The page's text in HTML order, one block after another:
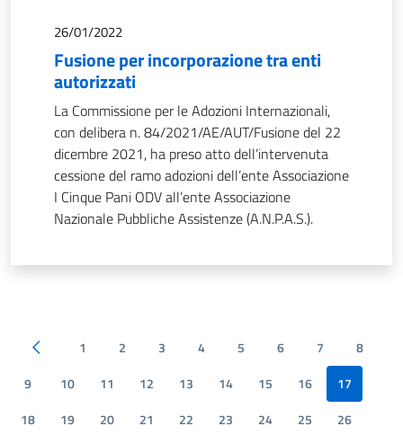
26/01/2022
Fusione per incorporazione tra enti
autorizzati
La Commissione per le Adozioni Internazionali,
con delibera n. 84/2021/AE/AUT/Fusione del 22
dicembre 2021, ha preso atto dell’intervenuta
cessione del ramo adozioni dell’ente Associazione
I Cinque Pani ODV all’ente Associazione
Nazionale Pubbliche Assistenze (A.N.P.A.S.).
Pagina precedente
1 2 3 4 5 6 7
8
9
10 11 12 13 14 15 16
17
18
19 20 21 22 23 24 25
26